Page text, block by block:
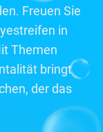
Freuen Sie
in
Themen
bringt
der das